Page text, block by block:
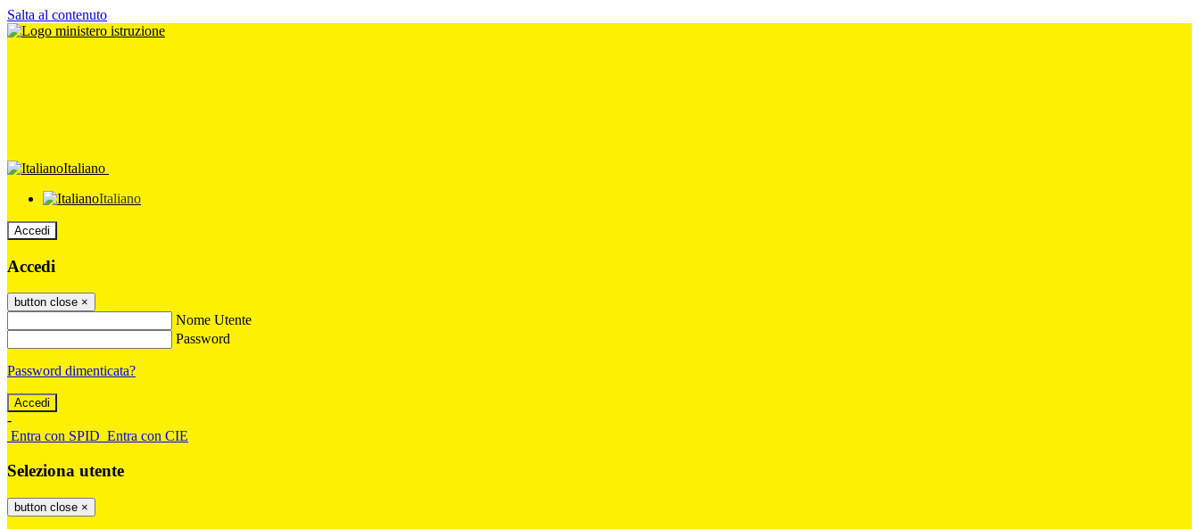
Salta al contenuto
Italiano
Italiano
Accedi
Accedi
button close ×
Nome Utente
Password
Password dimenticata?
-
Entra con SPID Entra con CIE
Seleziona utente
button close ×